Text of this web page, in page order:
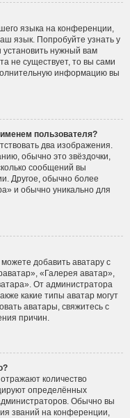
языка на конференции,
язык. Попробуйте узнать у
нужный вам
не существует, то вы сами
информацию вы
пользователя?
два изображения.
обычно это звёздочки,
сообщений вы
Другое, обычно более
и обычно уникально для
добавить аватару с
«Галерея аватар»,
От администратора
какие типы аватар могут
аватары, свяжитесь с
причин.
количество
определённых
Обычно вы
званий на конференции,